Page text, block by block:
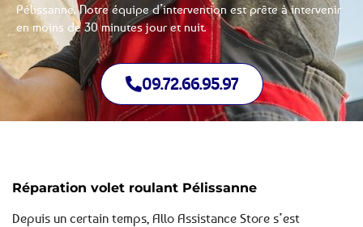
Pélissanne. Notre équipe d’intervention est prête à intervenir
en moins de 30 minutes jour et nuit.
09.72.66.95.97
Réparation volet roulant Pélissanne
Depuis un certain temps, Allo Assistance Store s’est